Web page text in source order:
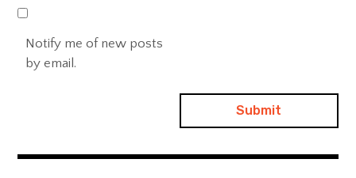
Notify me of new posts
by email.